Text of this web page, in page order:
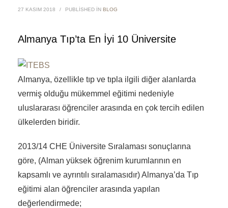
27 KASIM 2018 / PUBLISHED IN BLOG
Almanya Tıp’ta En İyi 10 Üniversite
Almanya, özellikle tıp ve tıpla ilgili diğer alanlarda
vermiş olduğu mükemmel eğitimi nedeniyle
uluslararası öğrenciler arasında en çok tercih edilen
ülkelerden biridir.
2013/14 CHE Üniversite Sıralaması sonuçlarına
göre, (Alman yüksek öğrenim kurumlarının en
kapsamlı ve ayrıntılı sıralamasıdır) Almanya’da Tıp
eğitimi alan öğrenciler arasında yapılan
değerlendirmede;